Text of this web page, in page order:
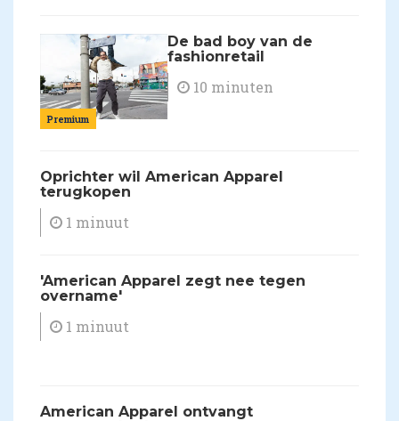
Premium
De bad boy van de
fashionretail
10 minuten
​Oprichter wil American Apparel
terugkopen
1 minuut
'American Apparel zegt nee tegen
overname'
1 minuut
American Apparel ontvangt